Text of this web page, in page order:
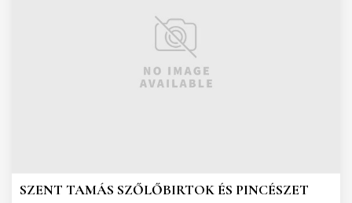
SZENT TAMÁS SZŐLŐBIRTOK ÉS PINCÉSZET